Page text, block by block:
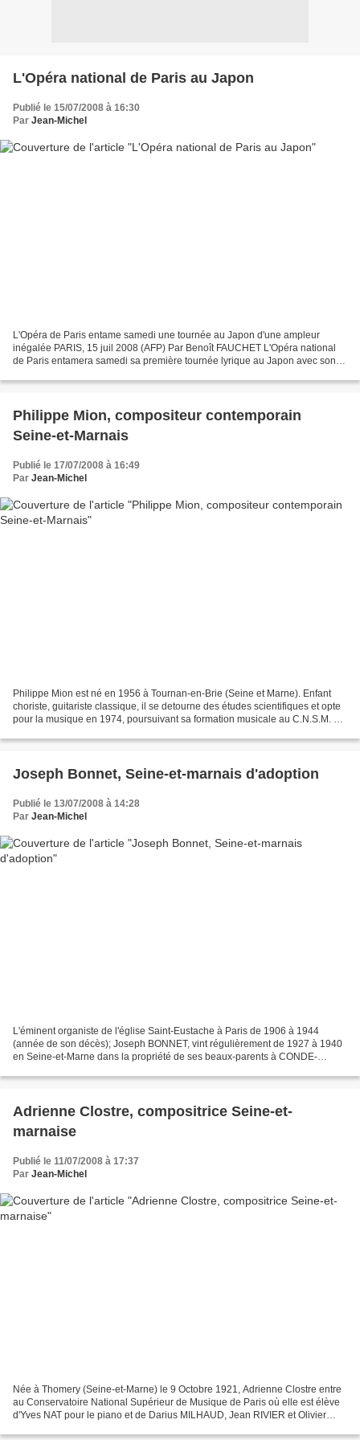
L'Opéra national de Paris au Japon
Publié le 15/07/2008 à 16:30
Par Jean-Michel
L'Opéra de Paris entame samedi une tournée au Japon d'une ampleur
inégalée PARIS, 15 juil 2008 (AFP) Par Benoît FAUCHET L'Opéra national
de Paris entamera samedi sa première tournée lyrique au Japon avec son
Philippe Mion, compositeur contemporain
Seine-et-Marnais
Publié le 17/07/2008 à 16:49
Par Jean-Michel
Philippe Mion est né en 1956 à Tournan-en-Brie (Seine et Marne). Enfant
choriste, guitariste classique, il se detourne des études scientifiques et opte
pour la musique en 1974, poursuivant sa formation musicale au C.N.S.M. de
Joseph Bonnet, Seine-et-marnais d'adoption
Publié le 13/07/2008 à 14:28
Par Jean-Michel
L'éminent organiste de l'église Saint-Eustache à Paris de 1906 à 1944
(année de son décès); Joseph BONNET, vint régulièrement de 1927 à 1940
en Seine-et-Marne dans la propriété de ses beaux-parents à CONDE-
Adrienne Clostre, compositrice Seine-et-
marnaise
Publié le 11/07/2008 à 17:37
Par Jean-Michel
Née à Thomery (Seine-et-Marne) le 9 Octobre 1921, Adrienne Clostre entre
au Conservatoire National Supérieur de Musique de Paris où elle est élève
d'Yves NAT pour le piano et de Darius MILHAUD, Jean RIVIER et Olivier